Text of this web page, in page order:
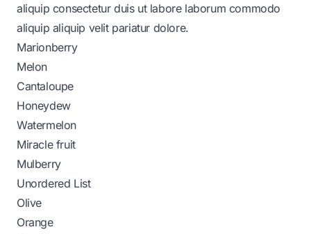
aliquip consectetur duis ut labore laborum commodo
aliquip aliquip velit pariatur dolore.
Marionberry
Melon
Cantaloupe
Honeydew
Watermelon
Miracle fruit
Mulberry
Unordered List
Olive
Orange